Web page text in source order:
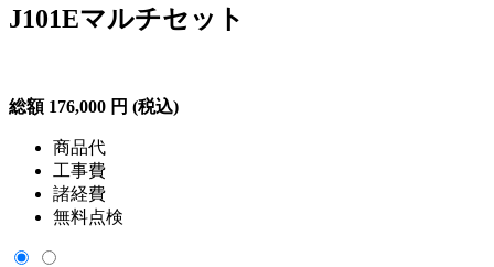
J101Eマルチセット
総額176,000 円 (税込)
商品代
工事費
諸経費
無料点検